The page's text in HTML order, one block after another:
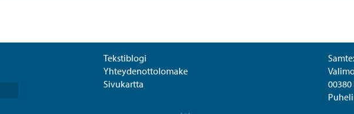
Tekstiblogi
Yhteydenottolomake
Sivukartta